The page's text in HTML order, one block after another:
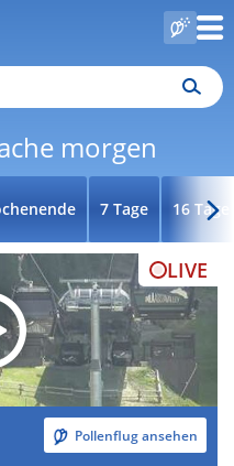
morgen
7 Tage 16 Tage
LIVE
Pollenflug ansehen